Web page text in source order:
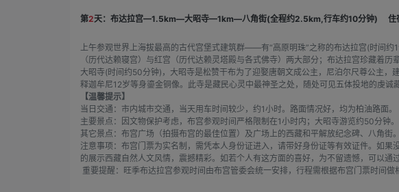
第2天：布达拉宫—1.5km—大昭寺—1km—八角街(全程约2.5km,行车约10分钟) 住
上午参观世界上海拔最高的古代宫堡式建筑群——有“高原明珠”之称的布达拉宫(时间
（历代达赖寝宫）与红宫（历代达赖灵塔殿与各式佛寺）两大部分；布达拉宫珍藏着
大昭寺(时间约50分钟)，大昭寺是松赞干布为了迎娶唐朝文成公主，尼泊尔尺尊公主
释迦牟尼12岁等身鎏金铜像。此寺是藏民心灵中最神圣之处，随处可见五体投地的虔诚
【温馨提示】
当日交通：市内城市交通，当天用车时间较少，约1小时。路面情况好，均为柏油路面。
主要景点：因文物保护考虑，布宫参观时间严格限制在1小时内；大昭寺游览约50分钟。
其它景点：布宫广场（拍摄布宫的最佳位置）及广场上的西藏和平解放纪念碑、八角街。
注意事项：布宫门票为实名制，需凭本人身份证进入，请带好身份证等有效证件。如
的展示西藏自然人文风情，震撼精彩。如若个人有这方面的喜好，为不留遗憾，可以
重要提醒：旺季布达拉宫参观时间由布宫管委会统一安排，行程需根据布宫门票时间做